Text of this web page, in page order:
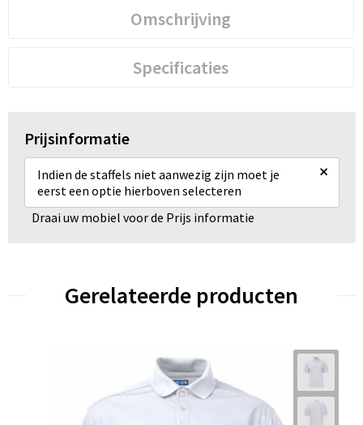
Omschrijving
Specificaties
Prijsinformatie
Indien de staffels niet aanwezig zijn moet je
eerst een optie hierboven selecteren
×
Draai uw mobiel voor de Prijs informatie
Gerelateerde producten